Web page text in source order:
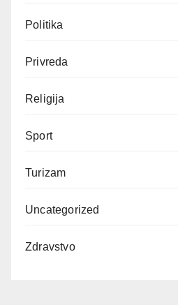
Politika
Privreda
Religija
Sport
Turizam
Uncategorized
Zdravstvo